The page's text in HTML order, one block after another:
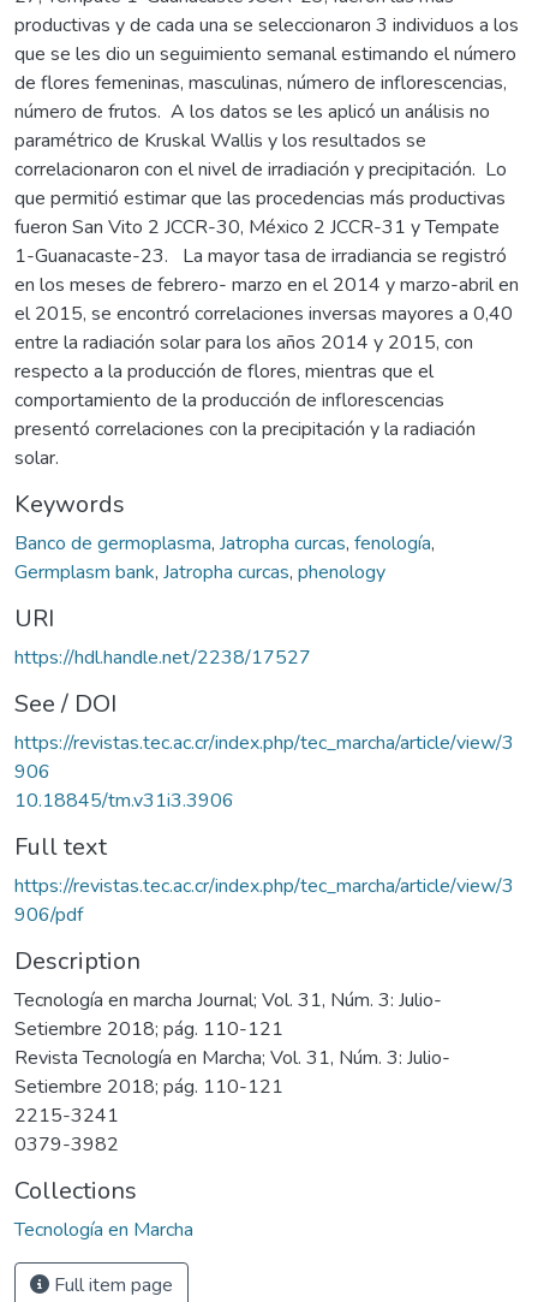
productivas y de cada una se seleccionaron 3 individuos a los
que se les dio un seguimiento semanal estimando el número
de flores femeninas, masculinas, número de inflorescencias,
número de frutos. A los datos se les aplicó un análisis no
paramétrico de Kruskal Wallis y los resultados se
correlacionaron con el nivel de irradiación y precipitación. Lo
que permitió estimar que las procedencias más productivas
fueron San Vito 2 JCCR-30, México 2 JCCR-31 y Tempate
1-Guanacaste-23. La mayor tasa de irradiancia se registró
en los meses de febrero- marzo en el 2014 y marzo-abril en
el 2015, se encontró correlaciones inversas mayores a 0,40
entre la radiación solar para los años 2014 y 2015, con
respecto a la producción de flores, mientras que el
comportamiento de la producción de inflorescencias
presentó correlaciones con la precipitación y la radiación
solar.
Keywords
Banco de germoplasma, Jatropha curcas, fenología,
Germplasm bank, Jatropha curcas, phenology
URI
https://hdl.handle.net/2238/17527
See / DOI
https://revistas.tec.ac.cr/index.php/tec_marcha/article/view/3
906
10.18845/tm.v31i3.3906
Full text
https://revistas.tec.ac.cr/index.php/tec_marcha/article/view/3
906/pdf
Description
Tecnología en marcha Journal; Vol. 31, Núm. 3: Julio-
Setiembre 2018; pág. 110-121
Revista Tecnología en Marcha; Vol. 31, Núm. 3: Julio-
Setiembre 2018; pág. 110-121
2215-3241
0379-3982
Collections
Tecnología en Marcha
Full item page